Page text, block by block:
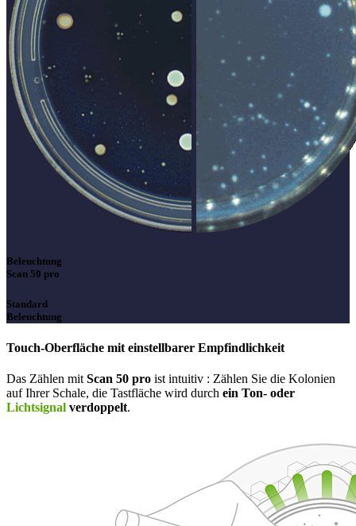
Beleuchtung
Scan 50 pro
Standard
Beleuchtung
Touch-Oberfläche mit einstellbarer Empfindlichkeit
Das Zählen mitScan 50 pro ist intuitiv : Zählen Sie die Kolonien
auf Ihrer Schale, die Tastfläche wird durch ein Ton- oder
Lichtsignal verdoppelt.